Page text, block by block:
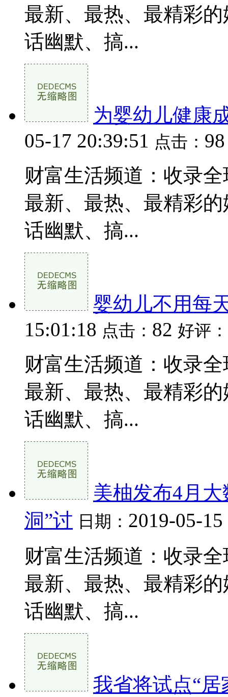
最新、最热、最精彩
话幽默、搞...
为婴幼儿健康
05-17 20:39:51 点击：
财富生活频道：收录
最新、最热、最精彩
话幽默、搞...
婴幼儿不用每
15:01:18 点击： 82 好评：
财富生活频道：收录
最新、最热、最精彩
话幽默、搞...
美柚发布4月
洞”讨 日期： 2019-05-
财富生活频道：收录
最新、最热、最精彩
话幽默、搞...
我省将试点“